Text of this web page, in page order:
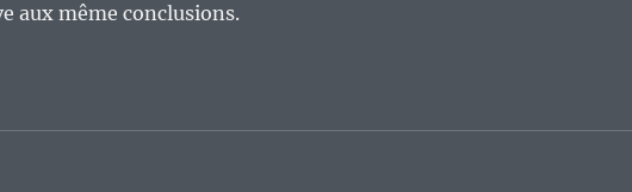
aux même conclusions.